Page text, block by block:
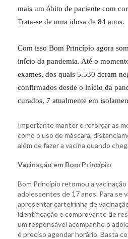
mais um óbito de paciente com
Trata-se de uma idosa de 84 anos.
Com isso Bom Princípio agora
início da pandemia. Até o
exames, dos quais 5.530 deram
confirmados desde o início da
curados, 7 atualmente em
Importante manter e reforçar as
como o uso de máscara,
além de fazer a vacina quando
Vacinação em Bom Princípio
Bom Princípio retomou a
adolescentes de 17 anos. Para se
apresentar carteirinha de
identificação e comprovante de
um responsável acompanhe o
é preciso agendar horário. Basta